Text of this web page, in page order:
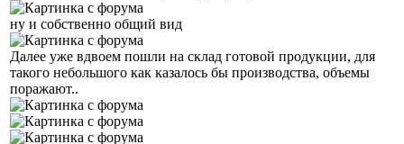
ну и собственно общий вид
Далее уже вдвоем пошли на склад готовой продукции, для
такого небольшого как казалось бы производства, объемы
поражают..